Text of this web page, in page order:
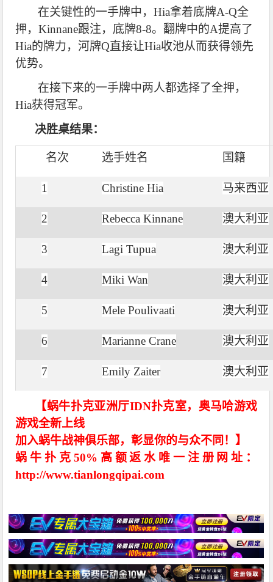
在关键性的一手牌中，Hia拿着底牌A-Q全
押，Kinnane跟注，底牌8-8。翻牌中的A提高了
Hia的牌力，河牌Q直接让Hia收池从而获得领先
优势。
在接下来的一手牌中两人都选择了全押，
Hia获得冠军。
决胜桌结果：
名次 选手姓名 国籍
1 Christine Hia 马来西亚
2 Rebecca Kinnane 澳大利亚
3 Lagi Tupua 澳大利亚
4 Miki Wan 澳大利亚
5 Mele Poulivaati 澳大利亚
6 Marianne Crane 澳大利亚
7 Emily Zaiter 澳大利亚
【蜗牛扑克亚洲厅IDN扑克室，奥马哈游戏
游戏全新上线
加入蜗牛战神俱乐部，彰显你的与众不同！】
蜗牛扑克50%高额返水唯一注册网址：
http://www.tianlongqipai.com